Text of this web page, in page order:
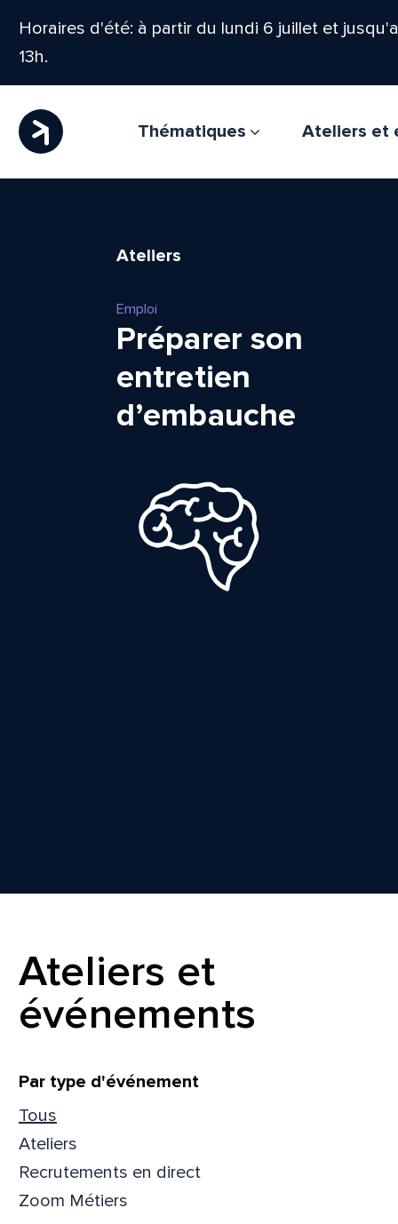
Horaires d'été: à partir du lundi 6 juillet et
13h.
Thématiques Ateliers et
Ateliers
Emploi
Préparer son
entretien
d’embauche
Ateliers et
événements
Filtrer
Par type d'événement
Tous
Ateliers
Recrutements en direct
Zoom Métiers